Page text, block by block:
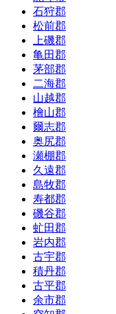
石狩郡
松前郡
上磯郡
亀田郡
茅部郡
二海郡
山越郡
檜山郡
爾志郡
奥尻郡
瀬棚郡
久遠郡
島牧郡
寿都郡
磯谷郡
虻田郡
岩内郡
古宇郡
積丹郡
古平郡
余市郡